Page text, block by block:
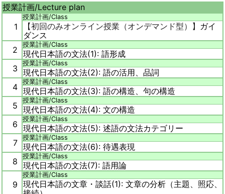
授業計画/Lecture plan
1
授業計画/Class
【初回のみオンライン授業（オンデマンド型）】 ガイ
ダンス
2
授業計画/Class
現代日本語の文法(1): 語形成
3
授業計画/Class
現代日本語の文法(2): 語の活用、品詞
4
授業計画/Class
現代日本語の文法(3): 語の構造、句の構造
5
授業計画/Class
現代日本語の文法(4): 文の構造
6
授業計画/Class
現代日本語の文法(5): 述語の文法カテゴリー
7
授業計画/Class
現代日本語の文法(6): 待遇表現
8
授業計画/Class
現代日本語の文法(7): 語用論
9
授業計画/Class
現代日本語の文章・談話(1): 文章の分析（主題、照応、